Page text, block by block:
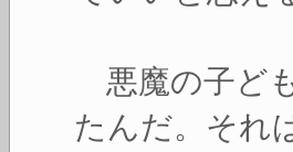
悪魔の子ど
たんだ。それ